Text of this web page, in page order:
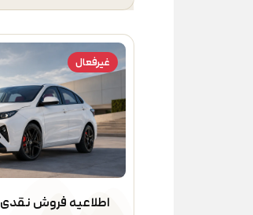
غیرفعال
اطلاعیه فروش نقدی Arrizo6 GT